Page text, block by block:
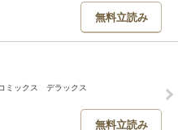
無料立読み
ミックス デラックス
無料立読み